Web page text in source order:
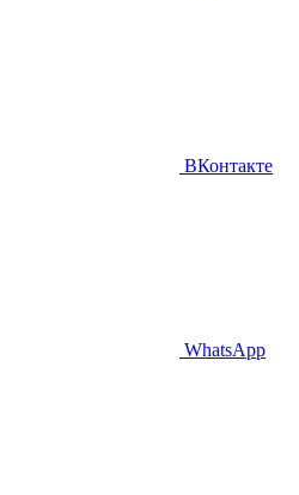
ВКонтакте
WhatsApp